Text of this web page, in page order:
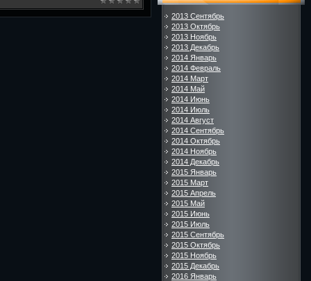
2013 Сентябрь
2013 Октябрь
2013 Ноябрь
2013 Декабрь
2014 Январь
2014 Февраль
2014 Март
2014 Май
2014 Июнь
2014 Июль
2014 Август
2014 Сентябрь
2014 Октябрь
2014 Ноябрь
2014 Декабрь
2015 Январь
2015 Март
2015 Апрель
2015 Май
2015 Июнь
2015 Июль
2015 Сентябрь
2015 Октябрь
2015 Ноябрь
2015 Декабрь
2016 Январь